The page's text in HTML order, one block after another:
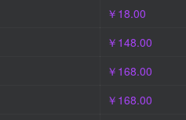
￥18.00
￥148.00
￥168.00
￥168.00